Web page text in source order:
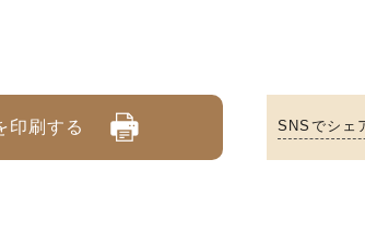
刷する SNSでシェ